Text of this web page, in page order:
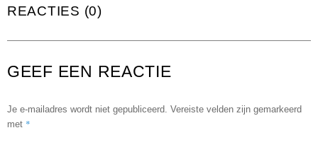
REACTIES (0)
GEEF EEN REACTIE
Je e-mailadres wordt niet gepubliceerd. Vereiste velden zijn gemarkeerd
met *